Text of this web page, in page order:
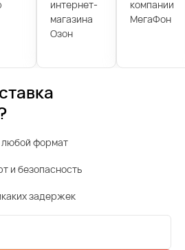
интернет-
магазина
Озон
компании
МегаФон
формат
и безопасность
задержек